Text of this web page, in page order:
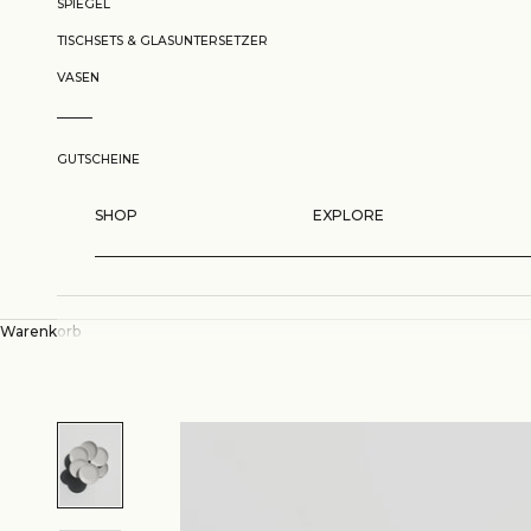
SPIEGEL
TISCHSETS & GLASUNTERSETZER
VASEN
GUTSCHEINE
SHOP EXPLORE
Warenkorb